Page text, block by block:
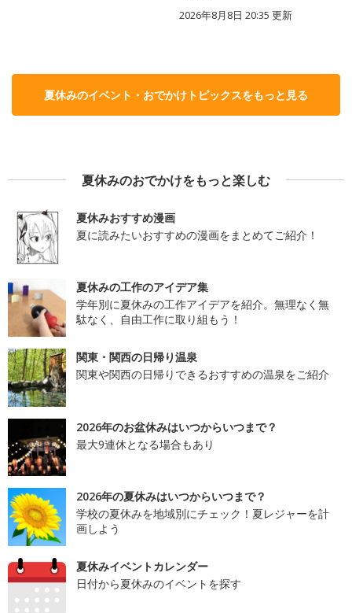
2026年8月8日 20:35 更新
夏休みのイベント・おでかけトピックスをもっと見る
夏休みのおでかけをもっと楽しむ
夏休みおすすめ漫画
夏に読みたいおすすめの漫画をまとめてご紹介！
夏休みの工作のアイデア集
学年別に夏休みの工作アイデアを紹介。無理なく無
駄なく、自由工作に取り組もう！
関東・関西の日帰り温泉
関東や関西の日帰りできるおすすめの温泉をご紹介
2026年のお盆休みはいつからいつまで？
最大9連休となる場合もあり
2026年の夏休みはいつからいつまで？
学校の夏休みを地域別にチェック！夏レジャーを計
画しよう
夏休みイベントカレンダー
日付から夏休みのイベントを探す